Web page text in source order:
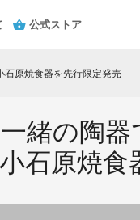
公式ストア
石原焼食器を先行限定発売
緒の陶器
石原焼